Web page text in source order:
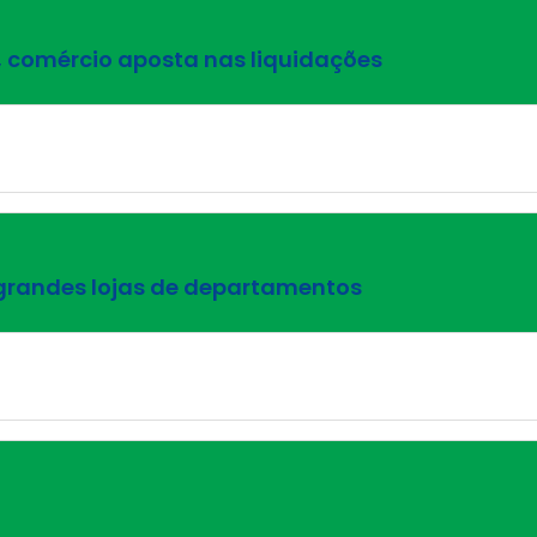
aposta nas liquidações
lojas de departamentos